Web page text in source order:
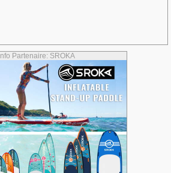
Info Partenaire: SROKA